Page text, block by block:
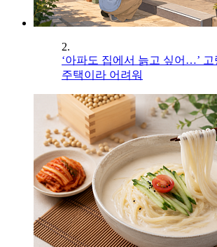
2.
‘아파도 집에서 늙고 싶어…’ 고
주택이라 어려워